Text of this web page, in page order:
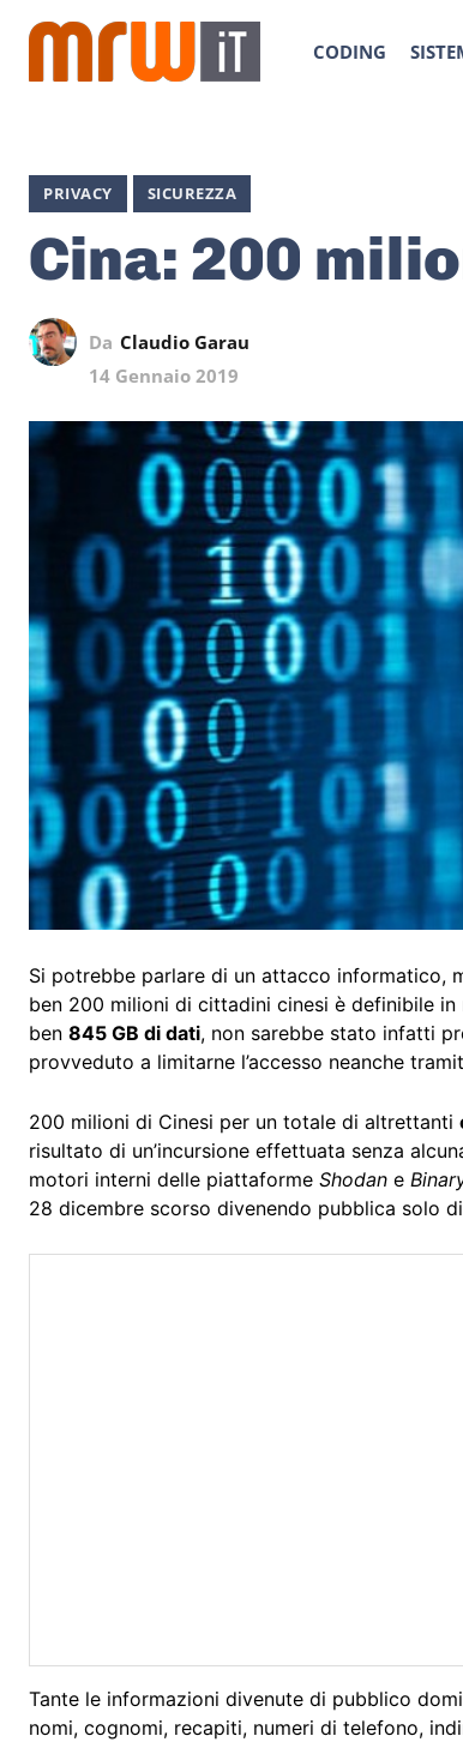
CODING
PRIVACY SICUREZZA
Cina: 200
Da Claudio Garau
14 Gennaio 2019
Si potrebbe parlare di un attacco informatico,
ben 200 milioni di cittadini cinesi è definibile
ben 845 GB di dati, non sarebbe stato infatti
provveduto a limitarne l’accesso neanche
200 milioni di Cinesi per un totale di altrettanti
risultato di un’incursione effettuata senza
motori interni delle piattaforme Shodan e
28 dicembre scorso divenendo pubblica solo
Tante le informazioni divenute di pubblico
nomi, cognomi, recapiti, numeri di telefono,